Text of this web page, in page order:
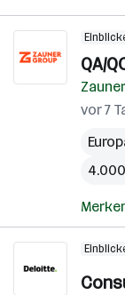
QA/
vor 7